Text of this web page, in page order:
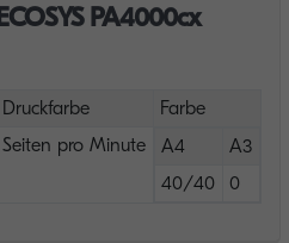
ECOSYS PA4000cx
Druckfarbe
Farbe
Seiten pro Minute
A4
A3
40/40
0